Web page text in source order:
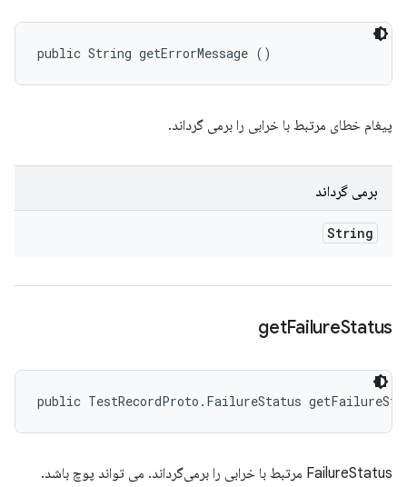
public String getErrorMessage ()
پیغام خطای مرتبط با خرابی را برمی گرداند.
برمی گرداند
String
getFailureStatus
public TestRecordProto.FailureStatus
FailureStatus مرتبط با خرابی را برمی‌گرداند. می تواند پوچ باشد.